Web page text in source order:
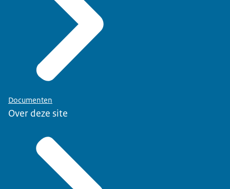
Documenten
Over deze site